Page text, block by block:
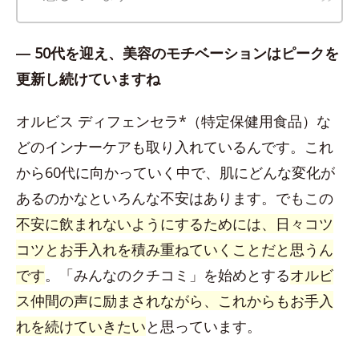
― 50代を迎え、美容のモチベーションはピークを
更新し続けていますね
オルビス ディフェンセラ*（特定保健用食品）な
どのインナーケアも取り入れているんです。これ
から60代に向かっていく中で、肌にどんな変化が
あるのかなといろんな不安はあります。でもこの
不安に飲まれないようにするためには、日々コツ
コツとお手入れを積み重ねていくことだと思うん
です。「みんなのクチコミ」を始めとするオルビ
ス仲間の声に励まされながら、これからもお手入
れを続けていきたいと思っています。